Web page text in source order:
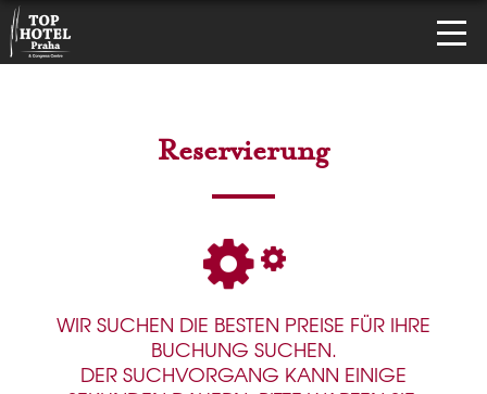
Reservierung
WIR SUCHEN DIE BESTEN PREISE FÜR IHRE
BUCHUNG SUCHEN.
DER SUCHVORGANG KANN EINIGE